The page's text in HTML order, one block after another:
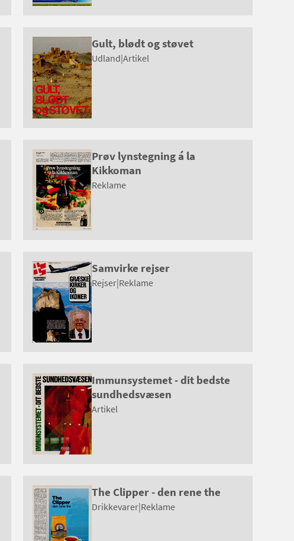
Gult, blødt og støvet
Udland|Artikel
Prøv lynstegning á la
Kikkoman
Reklame
Samvirke rejser
Rejser|Reklame
Immunsystemet - dit bedste
sundhedsvæsen
Artikel
The Clipper - den rene the
Drikkevarer|Reklame